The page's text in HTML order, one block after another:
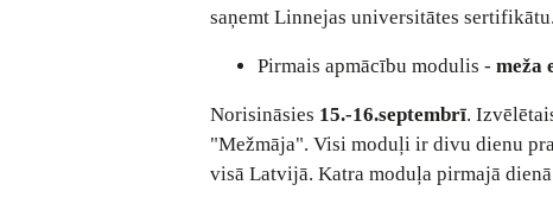
saņemt Linnejas universitātes sertifikātu.
Pirmais apmācību modulis - meža
Norisināsies 15.-16.septembrī.
"Mežmāja". Visi moduļi ir divu dienu
visā Latvijā. Katra moduļa pirmajā